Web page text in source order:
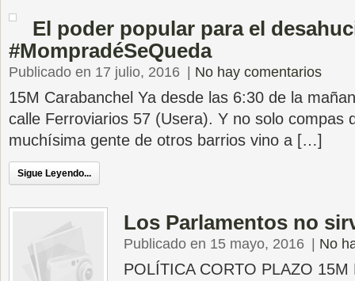
El poder popular para el
#MompradéSeQueda
Publicado en 17 julio, 2016 No hay comentarios
15M Carabanchel Ya desde las 6:30 de la
calle Ferroviarios 57 (Usera). Y no solo compas
muchísima gente de otros barrios vino a […]
Sigue Leyendo...
Los Parlamentos no
Publicado en 15 mayo, 2016 No
POLÍTICA CORTO PLAZO 15M